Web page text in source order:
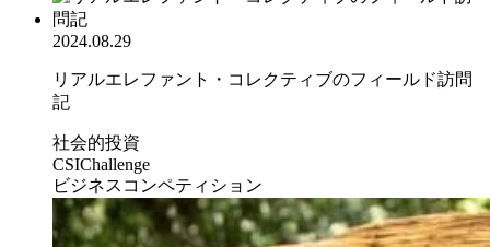
2024.08.29
リアルエレファント・コレクティブのフィールド訪問
記
社会的投資
CSIChallenge
ビジネスコンペティション